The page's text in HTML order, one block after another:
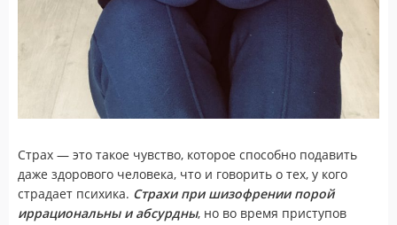
Страх — это такое чувство, которое способно подавить
даже здорового человека, что и говорить о тех, у кого
страдает психика. Страхи при шизофрении порой
иррациональны и абсурдны, но во время приступов